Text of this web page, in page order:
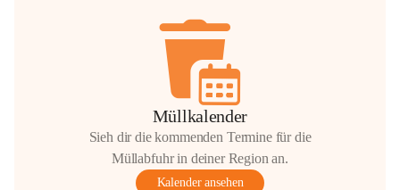
Müllkalender
Sieh dir die kommenden Termine für die
Müllabfuhr in deiner Region an.
Kalender ansehen